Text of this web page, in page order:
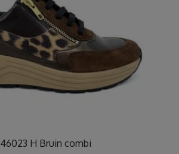
46023 H Bruin combi